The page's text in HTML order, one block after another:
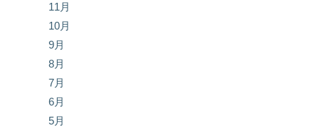
11月
10月
9月
8月
7月
6月
5月